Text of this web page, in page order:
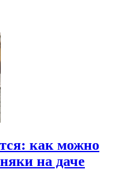
как можно
на даче